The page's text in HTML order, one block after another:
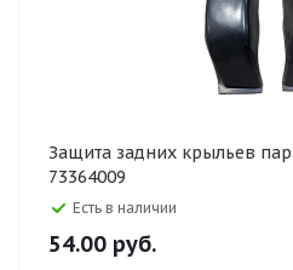
Защита задних крыльев
73364009
Есть в наличии
54.00 руб.